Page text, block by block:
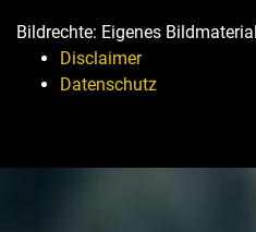
Bildrechte: Eigenes
Disclaimer
Datenschutz